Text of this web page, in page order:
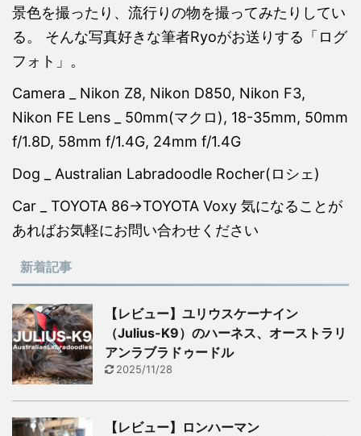
景色を撮ったり、流行りの物を撮ってみたりしてい
る。 そんな写真好きな筆者Ryoがお送りする「ログ
フォト」。
Camera _ Nikon Z8, Nikon D850, Nikon F3,
Nikon FE Lens _ 50mm(マクロ), 18-35mm, 50mm
f/1.8D, 58mm f/1.4G, 24mm f/1.4G
Dog _ Australian Labradoodle Rocher(ロシェ)
Car _ TOYOTA 86→TOYOTA Voxy 気になることが
あればお気軽にお問い合わせください
新着記事
【レビュー】ユリウスケーナイン
（Julius-K9）のハーネス、オーストラリ
アンラブラドゥードル
2025/11/28
【レビュー】ロンハーマン